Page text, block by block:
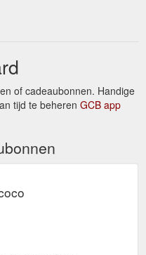
of cadeaubonnen. Handige
tijd te beheren GCB app